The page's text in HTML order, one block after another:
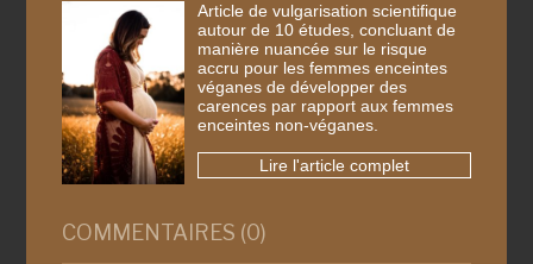
Article de vulgarisation scientifique
autour de 10 études, concluant de
manière nuancée sur le risque
accru pour les femmes enceintes
véganes de développer des
carences par rapport aux femmes
enceintes non-véganes.
Lire l'article complet
COMMENTAIRES (0)